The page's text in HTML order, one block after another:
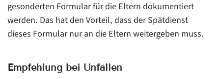
gesonderten Formular für die Eltern dokumentiert
werden. Das hat den Vorteil, dass der Spätdienst
dieses Formular nur an die Eltern weitergeben muss.
Empfehlung bei Unfällen